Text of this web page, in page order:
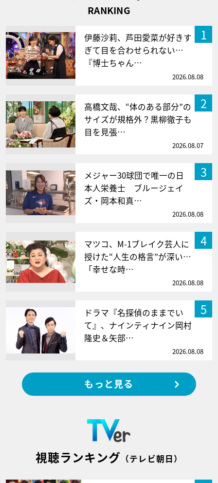
RANKING
1
伊藤沙莉、芦田愛菜が好きす
ぎて目を合わせられない…
『博士ちゃん…
2026.08.08
2
高橋文哉、“体のある部分”の
サイズが規格外？黒柳徹子も
目を見張…
2026.08.07
3
メジャー30球団で唯一の日
本人栄養士 ブルージェイ
ズ・岡本和真…
2026.08.08
4
マツコ、M-1ブレイク芸人に
授けた“人生の格言”が深い…
「幸せな時…
2026.08.08
5
ドラマ『名探偵のままでい
て』、ナインティナイン岡村
隆史＆矢部…
2026.08.08
もっと見る
視聴ランキング （テレビ朝日）